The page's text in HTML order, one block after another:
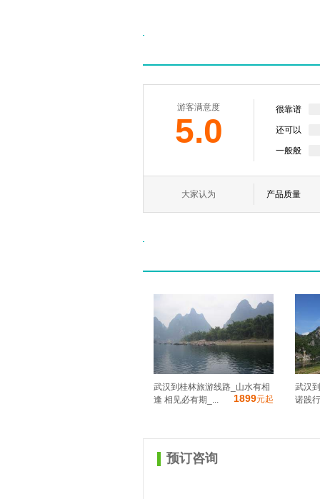
游客满意度
5.0
很靠谱
还可以
一般般
大家认为 产品质量
武汉到桂林旅游线路_山水有相
逢 相见必有期_...
1899元起
武汉
诺践
预订咨询